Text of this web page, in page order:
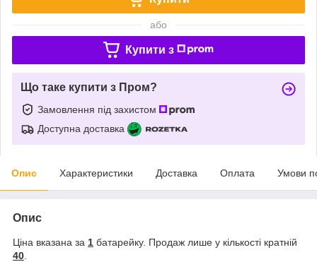
або
Купити з
Що таке купити з Пром?
Замовлення під захистом
Доступна доставка
Опис Характеристики Доставка Оплата Умови
Опис
Ціна вказана за 1 батарейку. Продаж лише у кількості кратній
40